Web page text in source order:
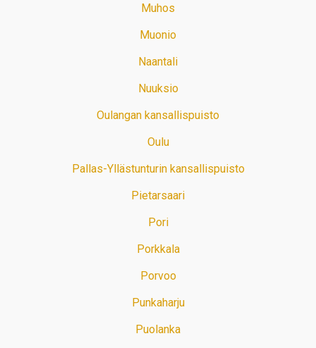
Muhos
Muonio
Naantali
Nuuksio
Oulangan kansallispuisto
Oulu
Pallas-Yllästunturin kansallispuisto
Pietarsaari
Pori
Porkkala
Porvoo
Punkaharju
Puolanka